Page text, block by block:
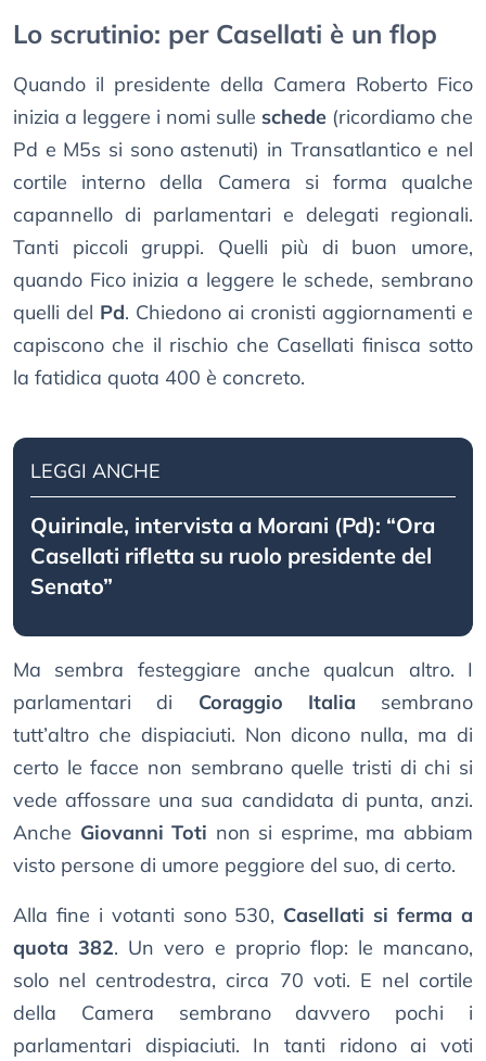
Lo scrutinio: per Casellati è un flop
Quando il presidente della Camera Roberto Fico
inizia a leggere i nomi sulle schede (ricordiamo che
Pd e M5s si sono astenuti) in Transatlantico e nel
cortile interno della Camera si forma qualche
capannello di parlamentari e delegati regionali.
Tanti piccoli gruppi. Quelli più di buon umore,
quando Fico inizia a leggere le schede, sembrano
quelli del Pd. Chiedono ai cronisti aggiornamenti e
capiscono che il rischio che Casellati finisca sotto
la fatidica quota 400 è concreto.
LEGGI ANCHE
Quirinale, intervista a Morani (Pd): “Ora
Casellati rifletta su ruolo presidente del
Senato”
Ma sembra festeggiare anche qualcun altro. I
parlamentari di Coraggio Italia sembrano
tutt’altro che dispiaciuti. Non dicono nulla, ma di
certo le facce non sembrano quelle tristi di chi si
vede affossare una sua candidata di punta, anzi.
Anche Giovanni Toti non si esprime, ma abbiam
visto persone di umore peggiore del suo, di certo.
Alla fine i votanti sono 530, Casellati si ferma a
quota 382. Un vero e proprio flop: le mancano,
solo nel centrodestra, circa 70 voti. E nel cortile
della Camera sembrano davvero pochi i
parlamentari dispiaciuti. In tanti ridono ai voti